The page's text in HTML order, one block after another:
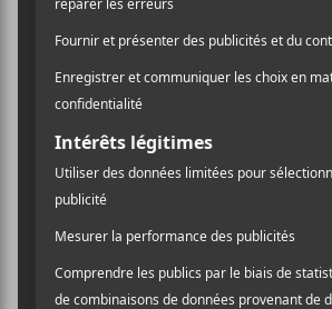
10e anniversaire de la Table
Tournante
#17